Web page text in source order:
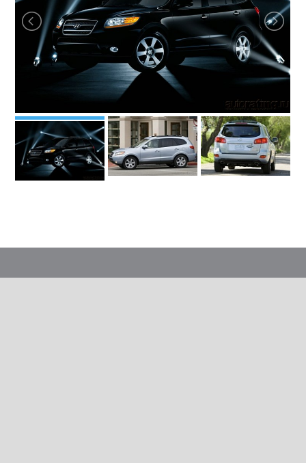
предлагает еще больше независимости: новые
пространства для покорения и максимум комфорта для
водителя и пассажиров. Элегантность в сочетании с
современными технологиями дают безграничную власть
Hyundai Santa Fe / Хендай Санта Фе над
дорогой. Усовершенствованные системы безопасности и
расширенный набор дополнительного оборудования нового
Hyundai Santa Fe / Хендай Санта Фе отражают суть бренда
Hyundai / Хендай- стремление...
ФОТОГАЛЕРЕЯ